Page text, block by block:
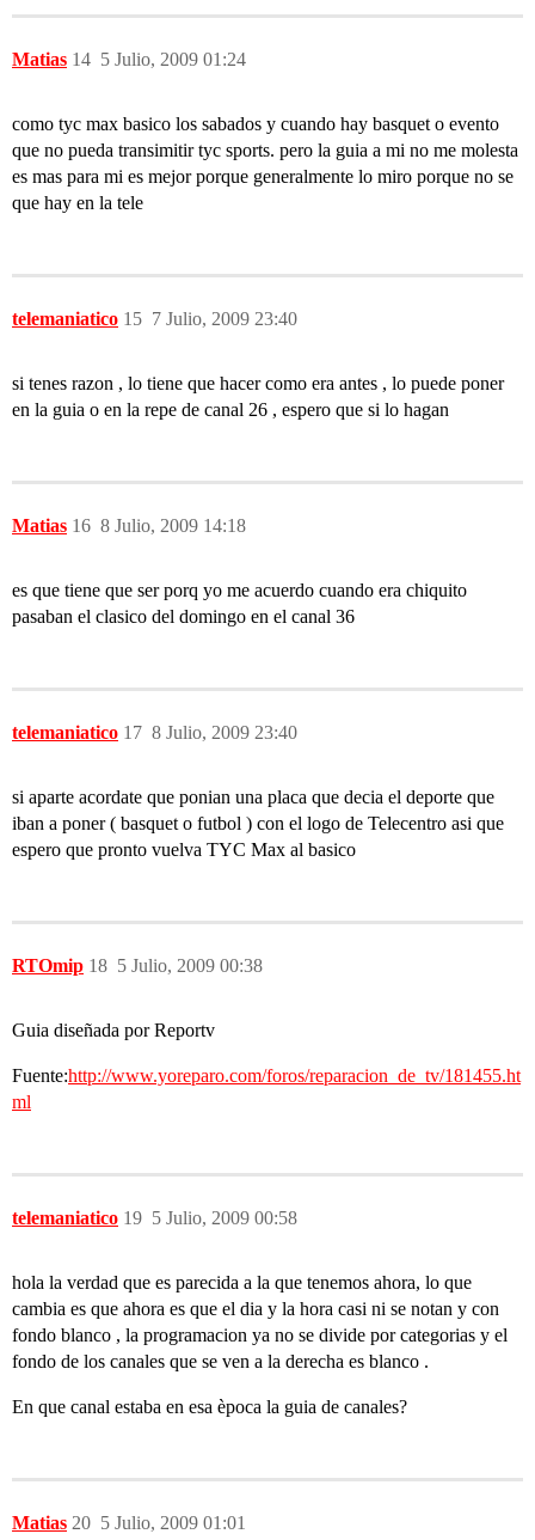
Matias 5 Julio, 2009 01:24
14
como tyc max basico los sabados y cuando hay basquet o evento
que no pueda transimitir tyc sports. pero la guia a mi no me molesta
es mas para mi es mejor porque generalmente lo miro porque no se
que hay en la tele
telemaniatico 7 Julio, 2009 23:40
15
si tenes razon , lo tiene que hacer como era antes , lo puede poner
en la guia o en la repe de canal 26 , espero que si lo hagan
Matias 8 Julio, 2009 14:18
16
es que tiene que ser porq yo me acuerdo cuando era chiquito
pasaban el clasico del domingo en el canal 36
telemaniatico 8 Julio, 2009 23:40
17
si aparte acordate que ponian una placa que decia el deporte que
iban a poner ( basquet o futbol ) con el logo de Telecentro asi que
espero que pronto vuelva TYC Max al basico
RTOmip 5 Julio, 2009 00:38
18
Guia diseñada por Reportv
Fuente:http://www.yoreparo.com/foros/reparacion_de_tv/181455.ht
ml
telemaniatico 5 Julio, 2009 00:58
19
hola la verdad que es parecida a la que tenemos ahora, lo que
cambia es que ahora es que el dia y la hora casi ni se notan y con
fondo blanco , la programacion ya no se divide por categorias y el
fondo de los canales que se ven a la derecha es blanco .
En que canal estaba en esa època la guia de canales?
Matias 5 Julio, 2009 01:01
20